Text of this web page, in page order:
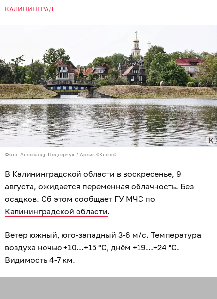
КАЛИНИНГРАД
Фото: Александр Подгорчук / Архив «Клопс»
В Калининградской области в воскресенье, 9
августа, ожидается переменная облачность. Без
осадков. Об этом сообщает ГУ МЧС по
Калининградской области.
Ветер южный, юго-западный 3-6 м/с. Температура
воздуха ночью +10…+15 °C, днём +19…+24 °C.
Видимость 4-7 км.